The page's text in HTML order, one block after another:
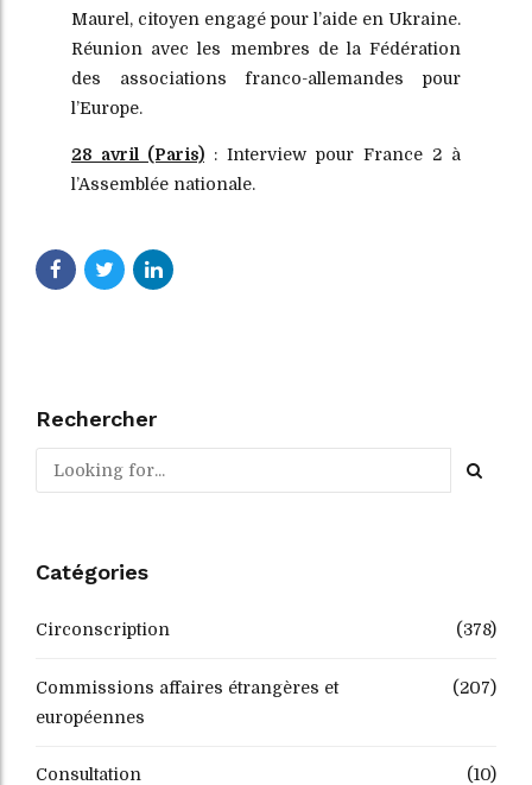
Maurel, citoyen engagé pour l’aide en Ukraine.
Réunion avec les membres de la Fédération
des associations franco-allemandes pour
l’Europe.
28 avril (Paris) : Interview pour France 2 à
l’Assemblée nationale.
Rechercher
Catégories
Circonscription (378)
Commissions affaires étrangères et
européennes
(207)
Consultation (10)